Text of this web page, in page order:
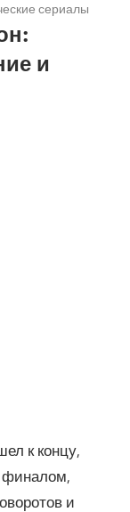
сериалы
и
к концу,
финалом,
и